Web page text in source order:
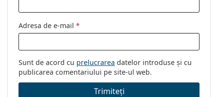
Adresa de e-mail *
Sunt de acord cu prelucrarea datelor introduse și cu
publicarea comentariului pe site-ul web.
Trimiteți